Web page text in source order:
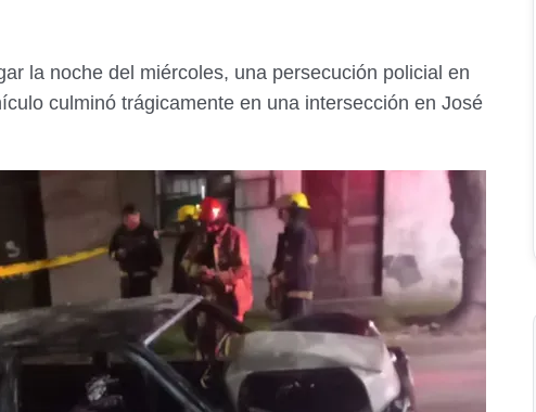
la noche del miércoles, una persecución policial en
culminó trágicamente en una intersección en José